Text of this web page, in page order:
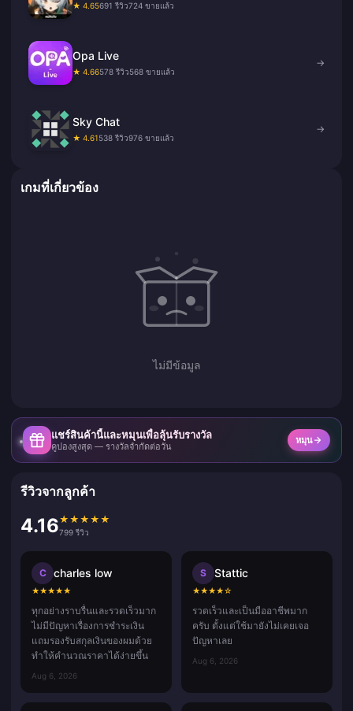
★ 4.65691 รีวิว724 ขายแล้ว
Opa Live
★ 4.66578 รีวิว568 ขายแล้ว
→
Sky Chat
★ 4.61538 รีวิว976 ขายแล้ว
→
เกมที่เกี่ยวข้อง
ไม่มีข้อมูล
แชร์สินค้านี้และหมุนเพื่อลุ้นรับรางวัล
คูปองสูงสุด — รางวัลจำกัดต่อวัน
หมุน
รีวิวจากลูกค้า
4.16★ ★ ★ ★ ★
799 รีวิว
C charles low
★★★★★
ทุกอย่างราบรื่นและรวดเร็วมาก
ไม่มีปัญหาเรื่องการชำระเงิน
แถมรองรับสกุลเงินของผมด้วย
ทำให้คำนวณราคาได้ง่ายขึ้น
Aug 6, 2026
S Stattic
★★★★☆
รวดเร็วและเป็นมืออาชีพมาก
ครับ ตั้งแต่ใช้มายังไม่เคยเจอ
ปัญหาเลย
Aug 6, 2026